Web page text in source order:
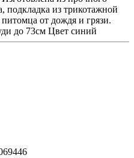
подкладка из трикотажной
от дождя и грязи.
до 73см Цвет синий